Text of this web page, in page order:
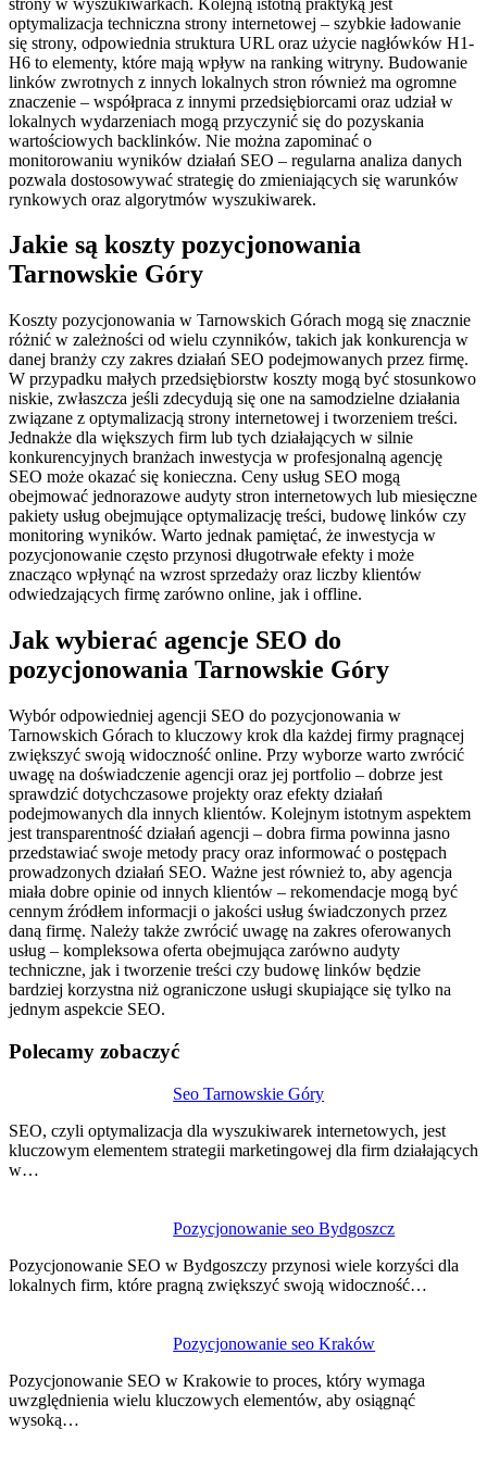
optymalizacja techniczna strony internetowej – szybkie ładowanie
się strony, odpowiednia struktura URL oraz użycie nagłówków H1-
H6 to elementy, które mają wpływ na ranking witryny. Budowanie
linków zwrotnych z innych lokalnych stron również ma ogromne
znaczenie – współpraca z innymi przedsiębiorcami oraz udział w
lokalnych wydarzeniach mogą przyczynić się do pozyskania
wartościowych backlinków. Nie można zapominać o
monitorowaniu wyników działań SEO – regularna analiza danych
pozwala dostosowywać strategię do zmieniających się warunków
rynkowych oraz algorytmów wyszukiwarek.
Jakie są koszty pozycjonowania
Tarnowskie Góry
Koszty pozycjonowania w Tarnowskich Górach mogą się znacznie
różnić w zależności od wielu czynników, takich jak konkurencja w
danej branży czy zakres działań SEO podejmowanych przez firmę.
W przypadku małych przedsiębiorstw koszty mogą być stosunkowo
niskie, zwłaszcza jeśli zdecydują się one na samodzielne działania
związane z optymalizacją strony internetowej i tworzeniem treści.
Jednakże dla większych firm lub tych działających w silnie
konkurencyjnych branżach inwestycja w profesjonalną agencję
SEO może okazać się konieczna. Ceny usług SEO mogą
obejmować jednorazowe audyty stron internetowych lub miesięczne
pakiety usług obejmujące optymalizację treści, budowę linków czy
monitoring wyników. Warto jednak pamiętać, że inwestycja w
pozycjonowanie często przynosi długotrwałe efekty i może
znacząco wpłynąć na wzrost sprzedaży oraz liczby klientów
odwiedzających firmę zarówno online, jak i offline.
Jak wybierać agencje SEO do
pozycjonowania Tarnowskie Góry
Wybór odpowiedniej agencji SEO do pozycjonowania w
Tarnowskich Górach to kluczowy krok dla każdej firmy pragnącej
zwiększyć swoją widoczność online. Przy wyborze warto zwrócić
uwagę na doświadczenie agencji oraz jej portfolio – dobrze jest
sprawdzić dotychczasowe projekty oraz efekty działań
podejmowanych dla innych klientów. Kolejnym istotnym aspektem
jest transparentność działań agencji – dobra firma powinna jasno
przedstawiać swoje metody pracy oraz informować o postępach
prowadzonych działań SEO. Ważne jest również to, aby agencja
miała dobre opinie od innych klientów – rekomendacje mogą być
cennym źródłem informacji o jakości usług świadczonych przez
daną firmę. Należy także zwrócić uwagę na zakres oferowanych
usług – kompleksowa oferta obejmująca zarówno audyty
techniczne, jak i tworzenie treści czy budowę linków będzie
bardziej korzystna niż ograniczone usługi skupiające się tylko na
jednym aspekcie SEO.
Polecamy zobaczyć
Seo Tarnowskie Góry
SEO, czyli optymalizacja dla wyszukiwarek internetowych, jest
kluczowym elementem strategii marketingowej dla firm działających
w…
Pozycjonowanie seo Bydgoszcz
Pozycjonowanie SEO w Bydgoszczy przynosi wiele korzyści dla
lokalnych firm, które pragną zwiększyć swoją widoczność…
Pozycjonowanie seo Kraków
Pozycjonowanie SEO w Krakowie to proces, który wymaga
uwzględnienia wielu kluczowych elementów, aby osiągnąć
wysoką…
wpisu